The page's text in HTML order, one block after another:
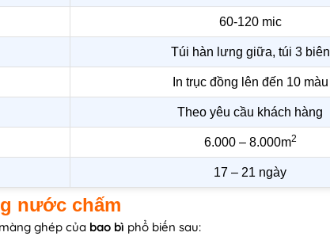
60-120 mic
Túi hàn lưng giữa, túi 3 biên
In trục đồng lên đến 10 màu
Theo yêu cầu khách hàng
6.000 – 8.000m2
17 – 21 ngày
nước chấm
ghép của bao bì phổ biến sau: